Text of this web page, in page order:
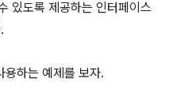
있도록 제공하는 인터페이스
용하는 예제를 보자.